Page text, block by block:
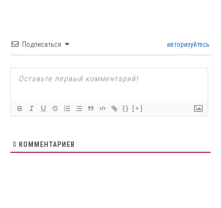
Подписаться авторизуйтесь
{} [+]
0 КОММЕНТАРИЕВ